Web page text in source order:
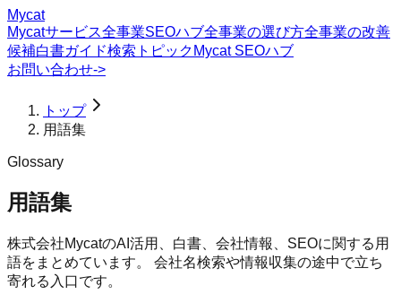
Mycat
Mycatサービス全事業SEOハブ全事業の選び方全事業の改善
候補白書ガイド検索トピック Mycat SEOハブ
お問い合わせ->
トップ
用語集
Glossary
用語集
株式会社MycatのAI活用、白書、会社情報、SEOに関する用
語をまとめています。 会社名検索や情報収集の途中で立ち
寄れる入口です。